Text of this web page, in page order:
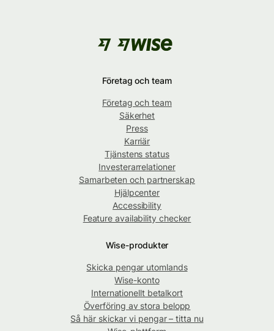
Företag och team
Företag och team
Säkerhet
Press
Karriär
Tjänstens status
Investerarrelationer
Samarbeten och partnerskap
Hjälpcenter
Accessibility
Feature availability checker
Wise-produkter
Skicka pengar utomlands
Wise-konto
Internationellt betalkort
Överföring av stora belopp
Så här skickar vi pengar – titta nu